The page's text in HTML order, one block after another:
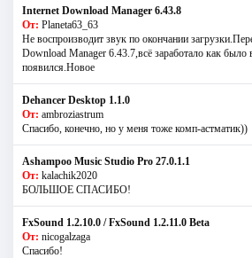
Internet Download Manager 6.43.8
От: Planeta63_63
Не воспроизводит звук по окончании
Download Manager 6.43.7,всё заработало как было
появился.Новое
Dehancer Desktop 1.1.0
От: ambroziastrum
Спасибо, конечно, но у меня тоже комп-астматик))
Ashampoo Music Studio Pro 27.0.1.1
От: kalachik2020
БОЛЬШОЕ СПАСИБО!
FxSound 1.2.10.0 / FxSound 1.2.11.0 Beta
От: nicogalzaga
Спасибо!